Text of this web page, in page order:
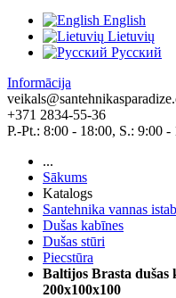
English
Lietuvių
Pусский
Informācija
+371 2834-55-36
P.-Pt.: 8:00 - 18:00, S.: 9:00 -
...
Sākums
Katalogs
Santehnika vannas
Dušas kabīnes
Dušas stūri
Piecstūra
Baltijos Brasta
200x100x100